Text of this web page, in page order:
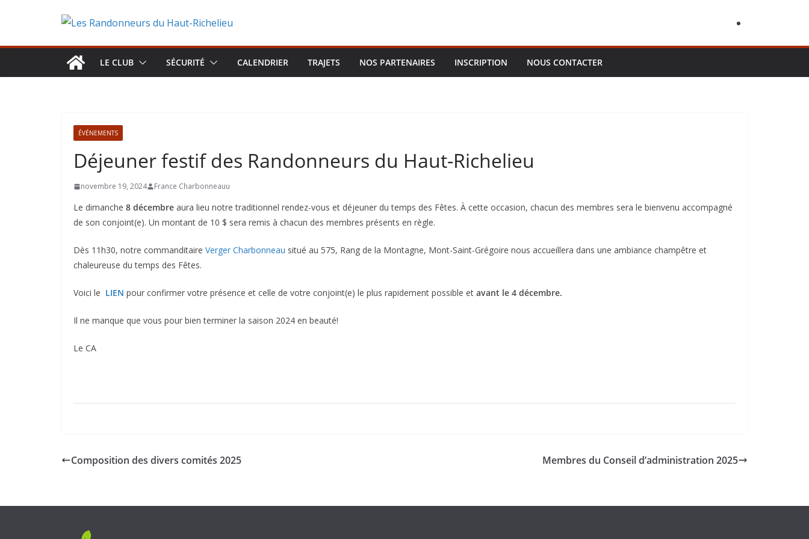
LE CLUB SÉCURITÉ CALENDRIER TRAJETS NOS PARTENAIRES INSCRIPTION NOUS CONTACTER
ÉVÉNEMENTS
Déjeuner festif des Randonneurs du Haut-Richelieu
novembre 19, 2024 France Charbonneauu
Le dimanche 8 décembre aura lieu notre traditionnel rendez-vous et déjeuner du temps des Fêtes. À cette occasion, chacun des membres sera le bienvenu accompagné
de son conjoint(e). Un montant de 10 $ sera remis à chacun des membres présents en règle.
Dès 11h30, notre commanditaire Verger Charbonneau situé au 575, Rang de la Montagne, Mont-Saint-Grégoire nous accueillera dans une ambiance champêtre et
chaleureuse du temps des Fêtes.
Voici le LIEN pour confirmer votre présence et celle de votre conjoint(e) le plus rapidement possible et avant le 4 décembre.
Il ne manque que vous pour bien terminer la saison 2024 en beauté!
Le CA
Composition des divers comités 2025 Membres du Conseil d’administration 2025